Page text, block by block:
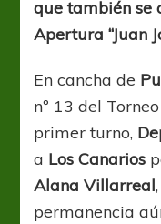
que también se
Apertura “Juan
En cancha de
nº 13 del
primer turno,
a Los Canarios
Alana Villarreal
permanencia